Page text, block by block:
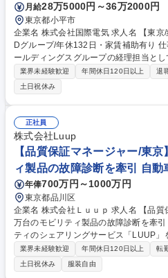
月給28万5000円～36万2000円
東京都小平市
企業名 株式会社国際電気 求人名 【東京/経理】無線通信メーカー/日清紡H
Dグループ/年休132日・家賃補助有り 仕事の内容 プライム上場・日清紡ホ
ールディングスグループの経理担当と
務業務を担当。製造業未経験でも、充
門性を高められます。 ■月次・四半期・年次決算業務 ■財務諸表の作成お
よび各種レポーティング ■税務申告・税
■監査法人・社内関係部署との連携 ■ご
的に業務領域を拡大 募集職種 【東京/経理】無線通信メーカー/日清紡HD
グループ/年休132日・家賃補助有り
業界未経験歓迎 年間休日120日以上 退
土日祝休み
正社員
株式会社Luup
【品質保証マネージャー/東
ィ製品の故障診断を牽引 自
年俸700万円～1000万円
東京都品川区
企業名 株式会社Ｌｕｕｐ 求人名 【品質保証マネージャー/東京】全国4.5
万台のモビリティ製品の故障診断を牽引 仕事の内容 電動マイクロモビリ
ティのシェアリングサービス「LUUP
向けた、現存車両の故障診断(メカ・エ
車両仕様の改善提案業務を統括いただきます。 【仕事内容】■
マネージャーとして、プロセス構築や
業界未経験歓迎 年間休日120日以上 転
土日祝休み
服装自由